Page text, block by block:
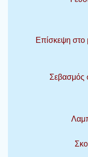
Επίσκεψη στο
Σεβασμός